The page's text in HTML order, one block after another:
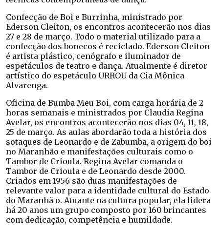
Confecção de Boi e Burrinha, ministrado por
Ederson Cleiton, os encontros acontecerão nos dias
27 e 28 de março. Todo o material utilizado para a
confecção dos bonecos é reciclado. Ederson Cleiton
é artista plástico, cenógrafo e iluminador de
espetáculos de teatro e dança. Atualmente é diretor
artístico do espetáculo URROU da Cia Mônica
Alvarenga.
Oficina de Bumba Meu Boi, com carga horária de 2
horas semanais e ministrados por Claudia Regina
Avelar, os encontros acontecerão nos dias 04, 11, 18,
25 de março. As aulas abordarão toda a história dos
sotaques de Leonardo e de Zabumba, a origem do boi
no Maranhão e manifestações culturais como o
Tambor de Crioula. Regina Avelar comanda o
Tambor de Crioula e de Leonardo desde 2000.
Criados em 1956 são duas manifestações de
relevante valor para a identidade cultural do Estado
do Maranhã o. Atuante na cultura popular, ela lidera
há 20 anos um grupo composto por 160 brincantes
com dedicação, competência e humildade.